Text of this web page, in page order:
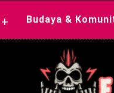
+ Budaya &